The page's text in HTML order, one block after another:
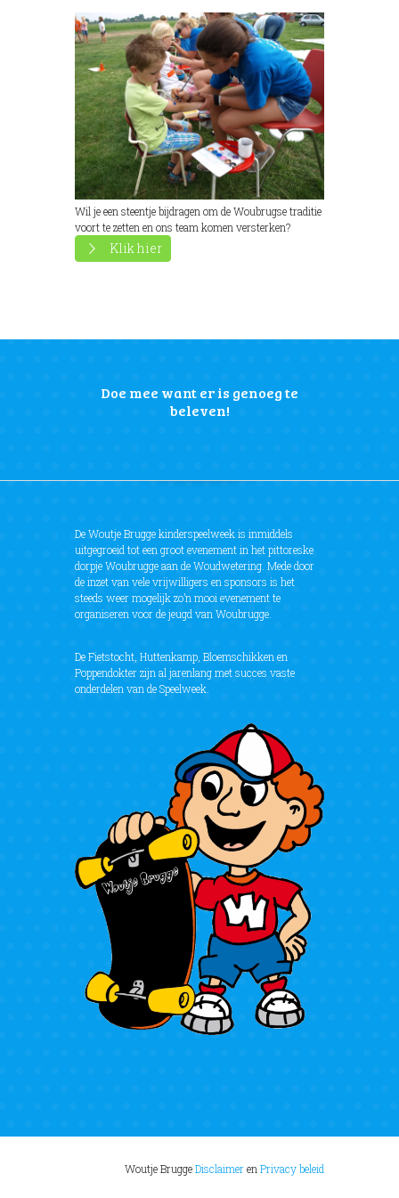
Wil je een steentje bijdragen om de Woubrugse traditie
voort te zetten en ons team komen versterken?
Klik hier
Doe mee want er is genoeg te
beleven!
De Woutje Brugge kinderspeelweek is inmiddels
uitgegroeid tot een groot evenement in het pittoreske
dorpje Woubrugge aan de Woudwetering. Mede door
de inzet van vele vrijwilligers en sponsors is het
steeds weer mogelijk zo’n mooi evenement te
organiseren voor de jeugd van Woubrugge.
De Fietstocht, Huttenkamp, Bloemschikken en
Poppendokter zijn al jarenlang met succes vaste
onderdelen van de Speelweek.
Woutje BruggeDisclaimeren Privacy beleid